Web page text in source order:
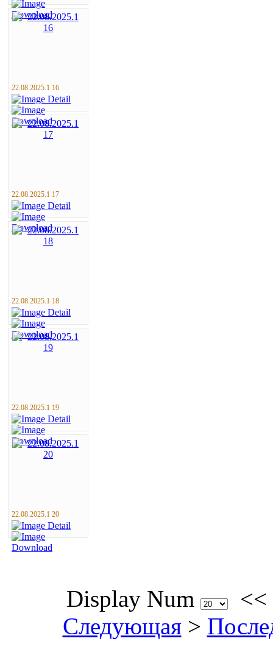
22.08.2025.1 16
22.08.2025.1 17
22.08.2025.1 18
22.08.2025.1 19
22.08.2025.1 20
Display Num <<
Следующая>